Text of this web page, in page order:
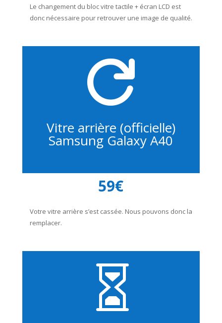
Le changement du bloc vitre tactile + écran LCD est
donc nécessaire pour retrouver une image de qualité.

Vitre arrière (officielle)
Samsung Galaxy A40
59€
Votre vitre arrière s’est cassée. Nous pouvons donc la
remplacer.
